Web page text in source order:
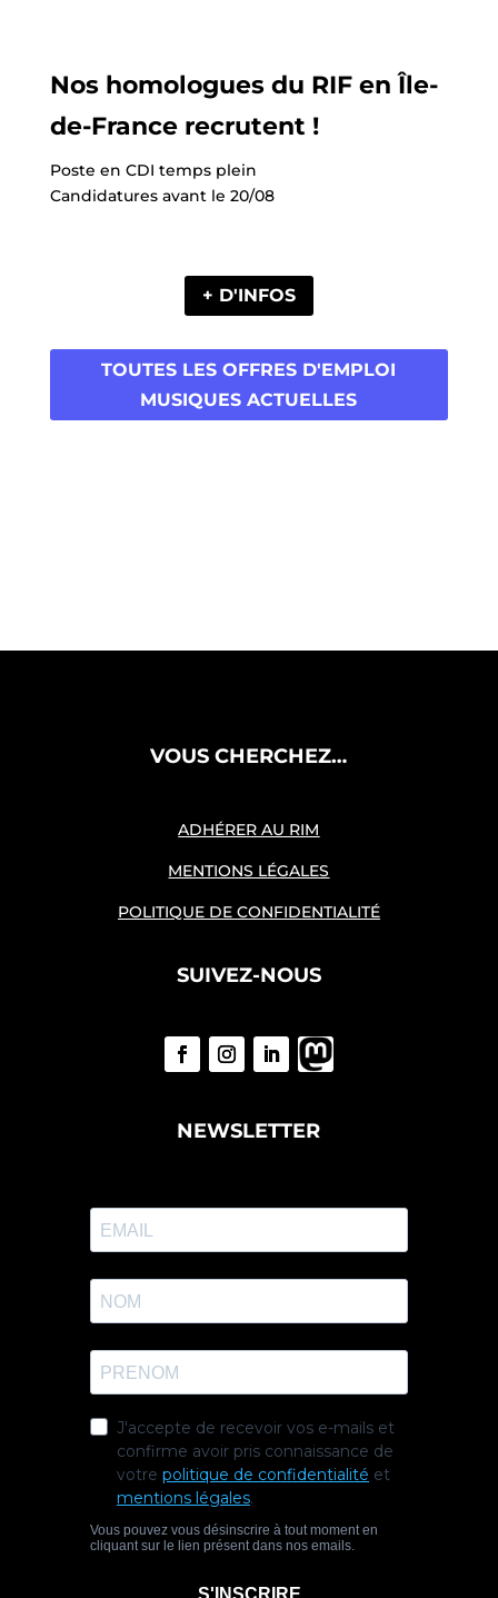
Nos homologues du RIF en Île-
de-France recrutent !
Poste en CDI temps plein
Candidatures avant le 20/08
+ D'INFOS
TOUTES LES OFFRES D'EMPLOI
MUSIQUES ACTUELLES
VOUS CHERCHEZ…
ADHÉRER AU RIM
MENTIONS LÉGALES
POLITIQUE DE CONFIDENTIALITÉ
SUIVEZ-NOUS
NEWSLETTER